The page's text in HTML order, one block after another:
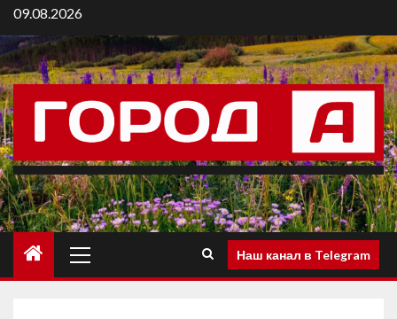
09.08.2026
Наш канал в Telegram